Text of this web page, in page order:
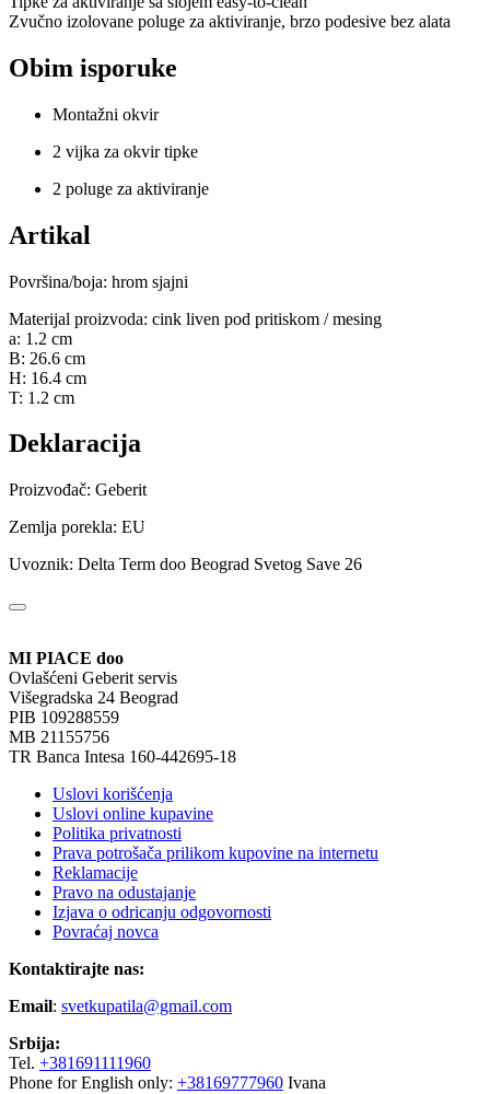
Zvučno izolovane poluge za aktiviranje, brzo podesive bez alata
Obim isporuke
Montažni okvir
2 vijka za okvir tipke
2 poluge za aktiviranje
Artikal
Površina/boja: hrom sjajni
Materijal proizvoda: cink liven pod pritiskom / mesing
a: 1.2 cm
B: 26.6 cm
H: 16.4 cm
T: 1.2 cm
Deklaracija
Proizvođač: Geberit
Zemlja porekla: EU
Uvoznik: Delta Term doo Beograd Svetog Save 26
MI PIACE doo
Ovlašćeni Geberit servis
Višegradska 24 Beograd
PIB 109288559
MB 21155756
TR Banca Intesa 160-442695-18
Uslovi korišćenja
Uslovi online kupavine
Politika privatnosti
Prava potrošača prilikom kupovine na internetu
Reklamacije
Pravo na odustajanje
Izjava o odricanju odgovornosti
Povraćaj novca
Kontaktirajte nas:
Email: svetkupatila@gmail.com
Srbija:
Tel. +381691111960
Phone for English only: +38169777960 Ivana